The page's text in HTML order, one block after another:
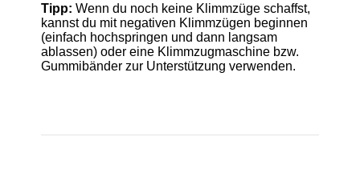
Tipp: Wenn du noch keine Klimmzüge schaffst,
kannst du mit negativen Klimmzügen beginnen
(einfach hochspringen und dann langsam
ablassen) oder eine Klimmzugmaschine bzw.
Gummibänder zur Unterstützung verwenden.